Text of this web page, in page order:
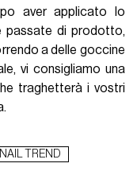
aver applicato lo
passate di prodotto,
a delle goccine
vi consigliamo una
traghetterà i vostri
NAIL TREND